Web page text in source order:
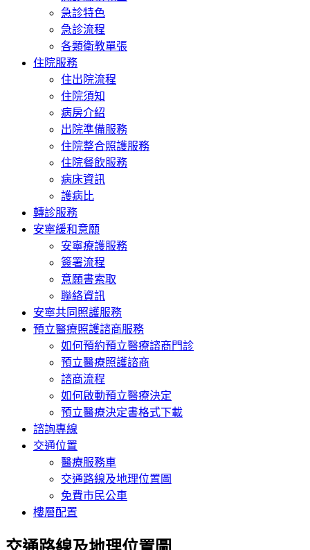
急診特色
急診流程
各類衛教單張
住院服務
住出院流程
住院須知
病房介紹
出院準備服務
住院整合照護服務
住院餐飲服務
病床資訊
護病比
轉診服務
安寧緩和意願
安寧療護服務
簽署流程
意願書索取
聯絡資訊
安寧共同照護服務
預立醫療照護諮商服務
如何預約預立醫療諮商門診
預立醫療照護諮商
諮商流程
如何啟動預立醫療決定
預立醫療決定書格式下載
諮詢專線
交通位置
醫療服務車
交通路線及地理位置圖
免費市民公車
樓層配置